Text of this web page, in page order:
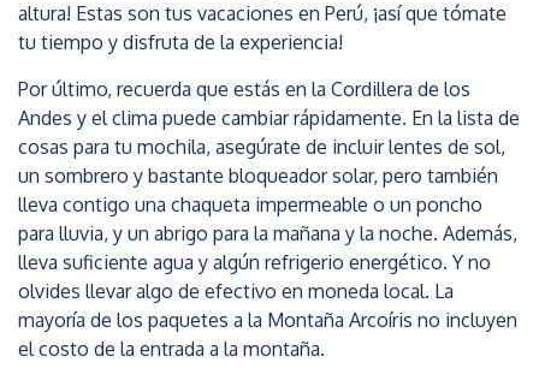
altura! Estas son tus vacaciones en Perú, ¡así que tómate
tu tiempo y disfruta de la experiencia!
Por último, recuerda que estás en la Cordillera de los
Andes y el clima puede cambiar rápidamente. En la lista de
cosas para tu mochila, asegúrate de incluir lentes de sol,
un sombrero y bastante bloqueador solar, pero también
lleva contigo una chaqueta impermeable o un poncho
para lluvia, y un abrigo para la mañana y la noche. Además,
lleva suficiente agua y algún refrigerio energético. Y no
olvides llevar algo de efectivo en moneda local. La
mayoría de los paquetes a la Montaña Arcoíris no incluyen
el costo de la entrada a la montaña.